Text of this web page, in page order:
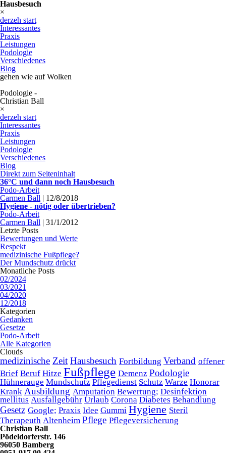
Hausbesuch
×
derzeh start
Interessantes
Praxis
Leistungen
Podologie
Verschiedenes
Blog
gehen wie auf Wolken
Podologie -
Christian Ball
×
derzeh start
Interessantes
Praxis
Leistungen
Podologie
Verschiedenes
Blog
Direkt zum Seiteninhalt
36°C und dann noch Hausbesuch
Podo-Arbeit
Carmen Ball | 12/8/2018
Hygiene - nötig oder übertrieben?
Podo-Arbeit
Carmen Ball | 31/1/2012
Letzte Posts
Bewertungen und Werte
Respekt
medizinische Fußpflege?
Der Mundschutz drückt
Monatliche Posts
02/2024
03/2021
04/2020
12/2018
Kategorien
Gedanken
Gesetze
Podo-Arbeit
Alle Kategorien
Clouds
medizinische Zeit Hausbesuch Fortbildung Verband offener
Brief Beruf Hitze Fußpflege Demenz Podologie
Hühnerauge Mundschutz Pflegedienst Schutz Warze Honorar
Krank Ausbildung Amputation Bewertung; Desinfektion
mellitus Ausfallgebühr Urlaub Corona Diabetes Behandlung
Gesetz Google; Praxis Idee Gummi Hygiene Steril
Therapeuth Altenheim Pflege Pflegeversicherung
Christian Ball
Pödeldorferstr. 146
96050 Bamberg